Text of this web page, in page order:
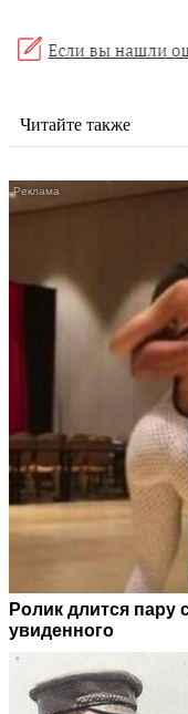
Читайте также
Ролик длится пару
увиденного